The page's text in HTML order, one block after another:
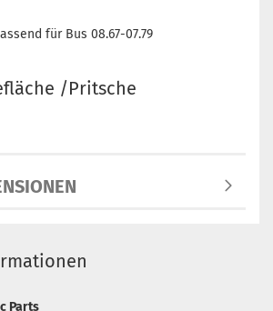
für Bus 08.67-07.79
/Pritsche
Parts